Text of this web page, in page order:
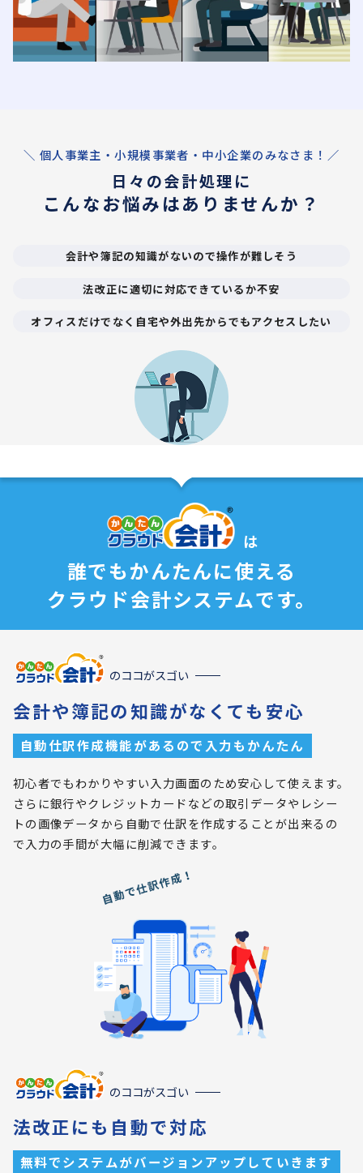
＼ 個人事業主・小規模事業者・中小企業のみなさま！／
日々の会計処理に
こんなお悩みはありませんか？
会計や簿記の知識がないので操作が難しそう
法改正に適切に対応できているか不安
オフィスだけでなく自宅や外出先からでもアクセスしたい
は
誰でもかんたんに使える
クラウド会計システムです。
のココがスゴい
会計や簿記の知識がなくても安心
自動仕訳作成機能があるので入力もかんたん
初心者でもわかりやすい入力画面のため安心して使えます。
さらに銀行やクレジットカードなどの取引データやレシー
トの画像データから自動で仕訳を作成することが出来るの
で入力の手間が大幅に削減できます。
のココがスゴい
法改正にも自動で対応
無料でシステムがバージョンアップしていきます